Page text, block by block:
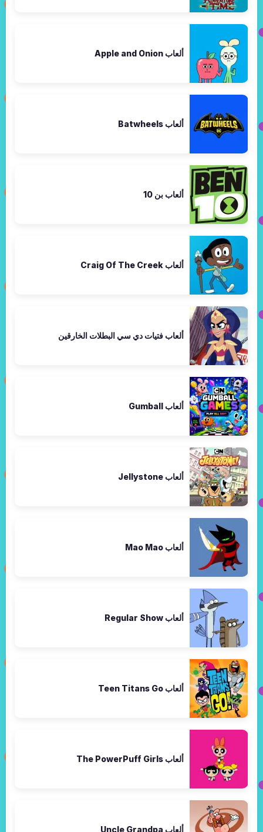
ألعاب Apple and Onion
ألعاب Batwheels
ألعاب بن 10
ألعاب Craig Of The Creek
ألعاب فتيات دي سي البطلات الخارقين
ألعاب Gumball
ألعاب Jellystone
ألعاب Mao Mao
ألعاب Regular Show
ألعاب Teen Titans Go
ألعاب The PowerPuff Girls
ألعاب Uncle Grandpa